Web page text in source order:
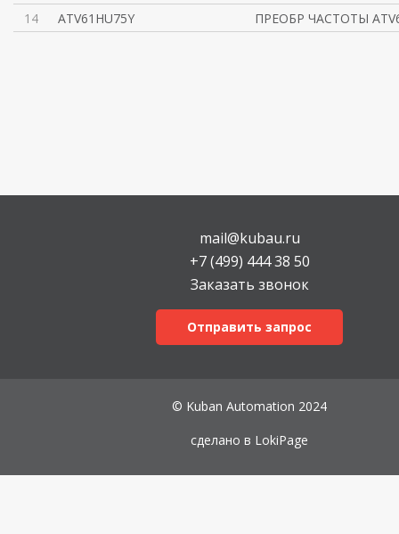
14
ATV61HU75Y ПРЕОБР ЧАСТОТЫ
mail@kubau.ru
+7 (499) 444 38 50
Заказать звонок
Отправить запрос
© Kuban Automation 2024
сделано в LokiPage